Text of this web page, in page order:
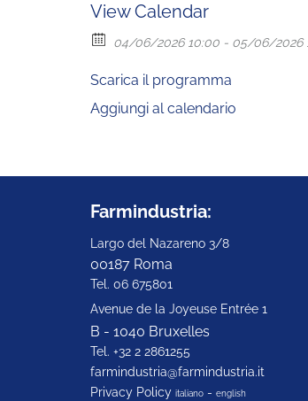
View Calendar
04/06/2026 10:00 - 05/06/2026
Scarica il programma
Aggiungi al calendario
Farmindustria:
Largo del Nazareno 3/8
00187 Roma
Tel. 06 675801
Avenue de la Joyeuse Entrée 1
B - 1040 Bruxelles
Tel. +32 2 2861255
farmindustria@farmindustria.it
Privacy Policy italiano - english